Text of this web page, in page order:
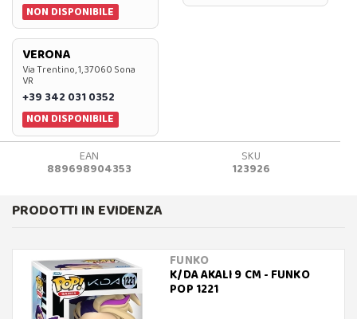
NON DISPONIBILE
VERONA
Via Trentino, 1, 37060 Sona
VR
+39 342 031 0352
NON DISPONIBILE
EAN
889698904353
SKU
123926
PRODOTTI IN EVIDENZA
FUNKO
K/DA AKALI 9 CM - FUNKO
POP 1221